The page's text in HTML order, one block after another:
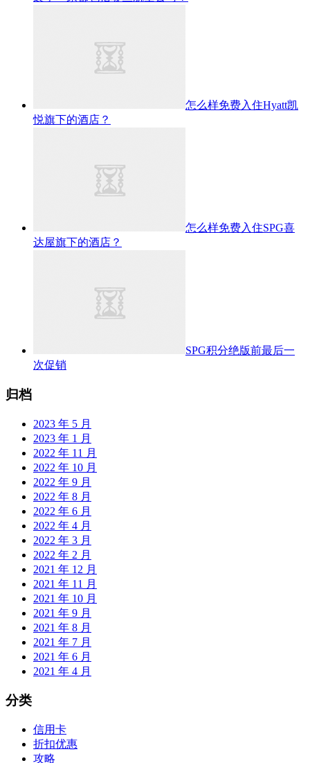
怎么样免费入住Hyatt凯
悦旗下的酒店？
怎么样免费入住SPG喜
达屋旗下的酒店？
SPG积分绝版前最后一
次促销
归档
2023 年 5 月
2023 年 1 月
2022 年 11 月
2022 年 10 月
2022 年 9 月
2022 年 8 月
2022 年 6 月
2022 年 4 月
2022 年 3 月
2022 年 2 月
2021 年 12 月
2021 年 11 月
2021 年 10 月
2021 年 9 月
2021 年 8 月
2021 年 7 月
2021 年 6 月
2021 年 4 月
分类
信用卡
折扣优惠
攻略